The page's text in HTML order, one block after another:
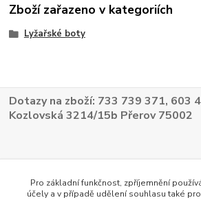
Zboží zařazeno v kategoriích
Lyžařské boty
Dotazy na zboží: 733 739 371, 603
Kozlovská 3214/15b Přerov 75002
Pro základní funkčnost, zpříjemnění
účely a v případě udělení souhlasu také